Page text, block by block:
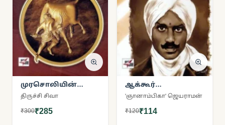
முரசொலியின்
மடியில் தவழ்ந்தவை
திருச்சி சிவா
₹300₹285
ஆக்கூர்
அனந்தாச்சாரி
கவிச்சக்கரவர்த்தி
'ஞானாம்பிகா' ஜெயராமன்
₹120₹114